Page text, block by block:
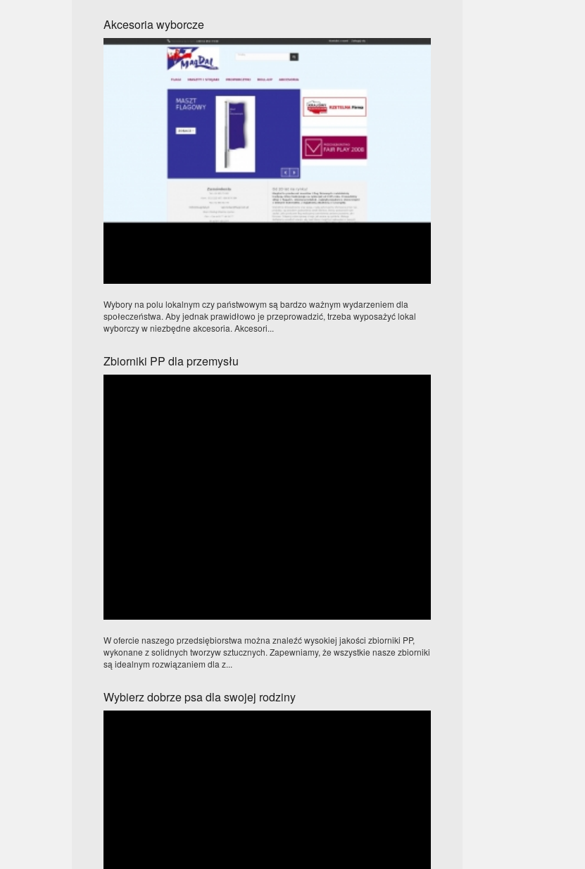
Akcesoria wyborcze
Wybory na polu lokalnym czy państwowym są bardzo ważnym wydarzeniem dla
społeczeństwa. Aby jednak prawidłowo je przeprowadzić, trzeba wyposażyć lokal
wyborczy w niezbędne akcesoria. Akcesori...
Zbiorniki PP dla przemysłu
W ofercie naszego przedsiębiorstwa można znaleźć wysokiej jakości zbiorniki PP,
wykonane z solidnych tworzyw sztucznych. Zapewniamy, że wszystkie nasze zbiorniki
są idealnym rozwiązaniem dla z...
Wybierz dobrze psa dla swojej rodziny